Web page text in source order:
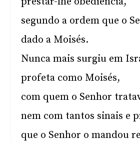
segundo a ordem que o
dado a Moisés.
Nunca mais surgiu em
profeta como Moisés,
com quem o Senhor
nem com tantos sinais e
que o Senhor o mandou